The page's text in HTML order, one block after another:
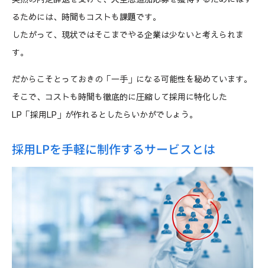
るためには、時間もコストも課題です。
したがって、現状ではそこまでやる企業は少ないと考えられま
す。
だからこそとっておきの「一手」になる可能性を秘めています。
そこで、コストも時間も徹底的に圧縮して採用に特化した
LP「採用LP」が作れるとしたらいかがでしょう。
採用LPを手軽に制作するサービスとは